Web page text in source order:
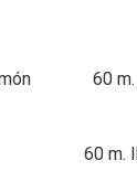
Simón
60